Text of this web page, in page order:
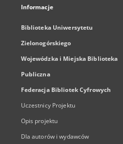
Informacje
Biblioteka Uniwersytetu
Zielonogórskiego
Wojewódzka i Miejska Biblioteka
Publiczna
Federacja Bibliotek Cyfrowych
Uczestnicy Projektu
Opis projektu
Dla autorów i wydawców